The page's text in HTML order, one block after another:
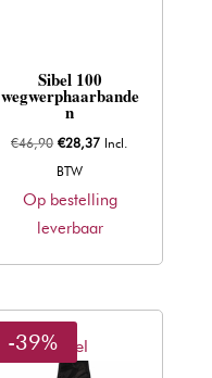
Sibel 100
wegwerphaarbande
n
€46,90 Oorspronkelijke
prijs
was:
€46,90.
€28,37Huidige
is:
€28,37.
Incl.
BTW
Op bestelling
leverbaar
Sibel
-39%